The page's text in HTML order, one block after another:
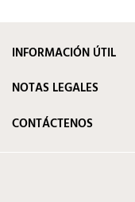
INFORMACIÓN ÚTIL
NOTAS LEGALES
CONTÁCTENOS